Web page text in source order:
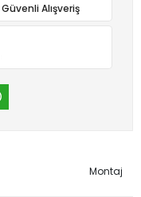
Güvenli Alışveriş
Montaj